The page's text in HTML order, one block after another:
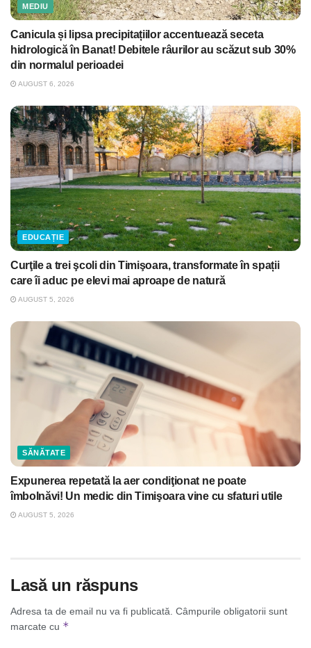
MEDIU
Canicula și lipsa precipitațiilor accentuează seceta
hidrologică în Banat! Debitele râurilor au scăzut sub 30%
din normalul perioadei
AUGUST 6, 2026
EDUCAȚIE
Curţile a trei şcoli din Timişoara, transformate în spații
care îi aduc pe elevi mai aproape de natură
AUGUST 5, 2026
SĂNĂTATE
Expunerea repetată la aer condiţionat ne poate
îmbolnăvi! Un medic din Timişoara vine cu sfaturi utile
AUGUST 5, 2026
Lasă un răspuns
Adresa ta de email nu va fi publicată. Câmpurile obligatorii sunt
marcate cu *